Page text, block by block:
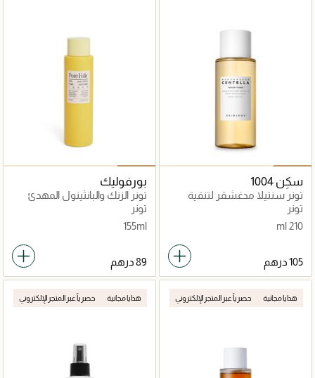
سكِن 1004
تونر سنتيلا مدغشقر لتنقية
المسام
تونر
210 ml
بورفوليك
ﺗﻮﻧﺮ اﻟﺰﻧﻚ واﻟﺒﺎﻧﺜﻴﻨﻮل اﻟﻤﻬﺪئ
ﻟﻠﻤﺴﺎم
تونر
155ml
هدايا مجانية حصرياً عبر المتجر الإلكتروني هدايا مجانية حصرياً عبر المتجر الإلكتروني